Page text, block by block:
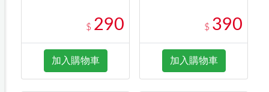
$ 290
加入購物車
$ 390
加入購物車